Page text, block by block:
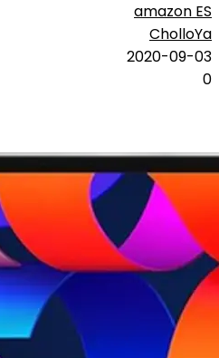
amazon ES
CholloYa
2020-09-03
0